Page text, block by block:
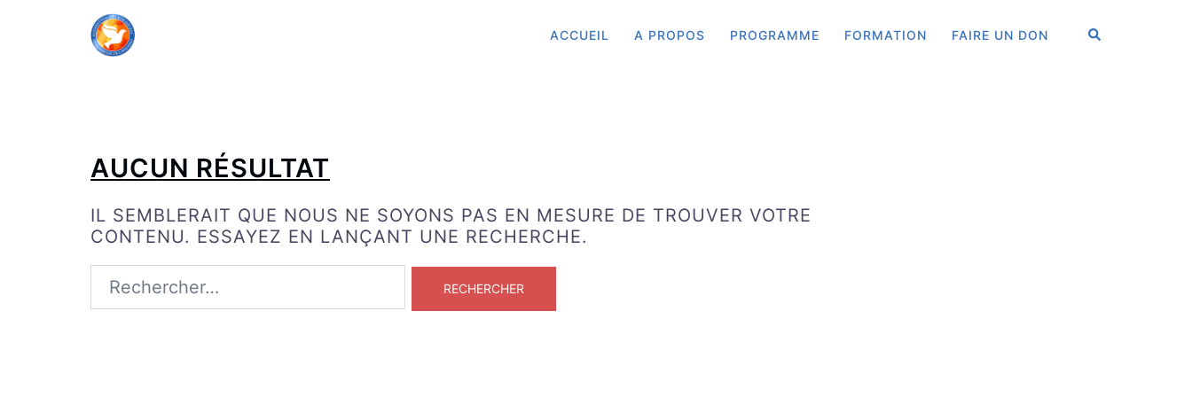
CONTENU
ACCUEIL A PROPOS PROGRAMME FORMATION FAIRE UN DON RECHERCHER
AUCUN RÉSULTAT
IL SEMBLERAIT QUE NOUS NE SOYONS PAS EN MESURE DE TROUVER VOTRE
CONTENU. ESSAYEZ EN LANÇANT UNE RECHERCHE.
RECHERCHER :